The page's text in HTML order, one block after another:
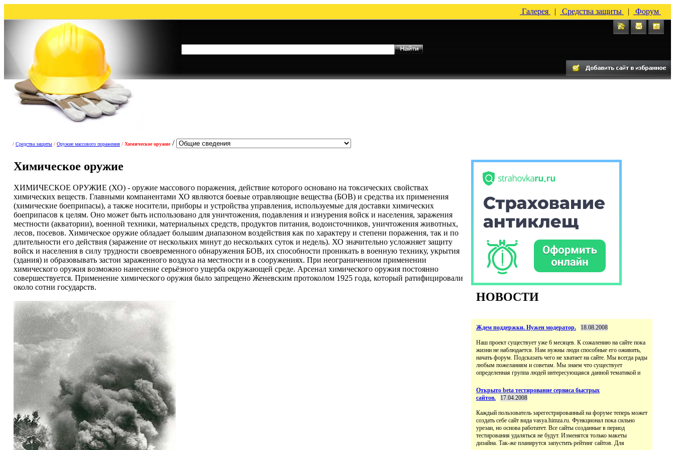
Галерея | Средства защиты | Форум
/ Средства защиты / Оружие массового поражения / Химическое оружие/
Химическое оружие
ХИМИЧЕСКОЕ ОРУЖИЕ (ХО) - оружие массового поражения, действие которого основано на токсических свойствах
химических веществ. Главными компанентами ХО являются боевые отравляющие вещества (БОВ) и средства их применения
(химические боеприпасы), а также носители, приборы и устройства управления, используемые для доставки химических
боеприпасов к целям. Оно может быть использовано для уничтожения, подавления и изнурения войск и населения, заражения
местности (акватории), военной техники, материальных средств, продуктов питания, водоисточников, уничтожения животных,
лесов, посевов. Химическое оружие обладает большим диапазоном воздействия как по характеру и степени поражения, так и по
длительности его действия (заражение от нескольких минут до нескольких суток и недель). ХО значительно усложняет защиту
войск и населения в силу трудности своевременного обнаружения БОВ, их способности проникать в военную технику, укрытия
(здания) и образовывать застои зараженного воздуха на местности и в сооружениях. При неограниченном применении
химического оружия возможно нанесение серьёзного ущерба окружающей среде. Арсенал химического оружия постоянно
совершествуется. Применение химического оружия было запрещено Женевским протоколом 1925 года, который ратифицировали
около сотни государств.
НОВОСТИ
Ждем поддержки. Нужен модератор. 18.08.2008
Наш проект существует уже 6 месяцев. К сожалению на сайте пока
жизни не наблюдается. Нам нужны люди способные его оживить,
начать форум. Подсказать чего не хватает на сайте. Мы всегда рады
любым пожеланиям и советам. Мы знаем что существует
определенная группа людей интересующаяся данной тематикой и
Открыто beta тестирование сервиса быстрых
сайтов.
17.04.2008
Каждый пользователь зарегестрированный на форуме теперь может
создать себе сайт вида vasya.himza.ru. Функционал пока сильно
урезан, но основа работатет. Все сайты созданные в период
тестирования удаляться не будут. Изменятся только макеты
дизайна. Так-же планирутся запустить рейтинг сайтов. Для